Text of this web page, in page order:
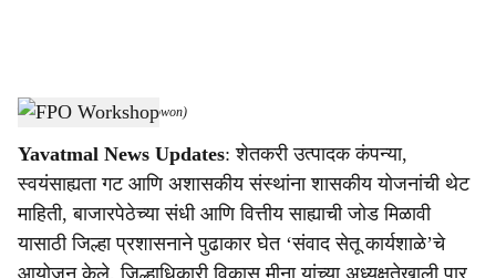
a
r
e
संवाद सेतू कार्यशाळा. - (Agrowon)
Yavatmal News Updates: शेतकरी उत्पादक कंपन्या,
स्वयंसाह्यता गट आणि अशासकीय संस्थांना शासकीय योजनांची थेट
माहिती, बाजारपेठेच्या संधी आणि वित्तीय साह्याची जोड मिळावी
यासाठी जिल्हा प्रशासनाने पुढाकार घेत ‘संवाद सेतू कार्यशाळे’चे
आयोजन केले. जिल्हाधिकारी विकास मीना यांच्या अध्यक्षतेखाली पार